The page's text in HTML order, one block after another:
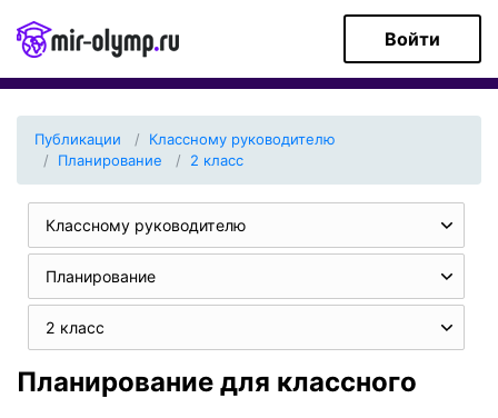
Войти
Публикации
Классному руководителю
Планирование
2 класс
Классному руководителю
Планирование
2 класс
Планирование для классного